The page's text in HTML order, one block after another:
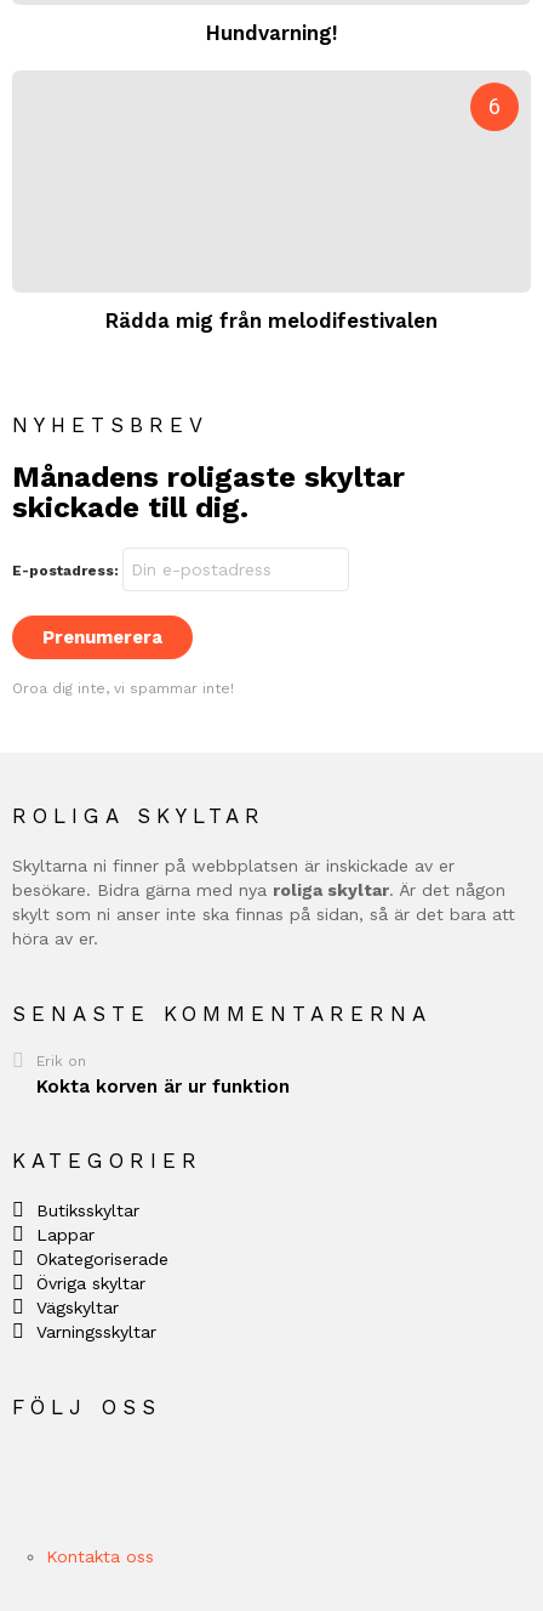
Hundvarning!
Rädda mig från melodifestivalen
NYHETSBREV
Månadens roligaste skyltar
skickade till dig.
E-postadress:
Oroa dig inte, vi spammar inte!
ROLIGA SKYLTAR
Skyltarna ni finner på webbplatsen är inskickade av er
besökare. Bidra gärna med nya roliga skyltar. Är det någon
skylt som ni anser inte ska finnas på sidan, så är det bara att
höra av er.
SENASTE KOMMENTARERNA
Erik on
Kokta korven är ur funktion
KATEGORIER
Butiksskyltar
Lappar
Okategoriserade
Övriga skyltar
Vägskyltar
Varningsskyltar
FÖLJ OSS
Kontakta oss